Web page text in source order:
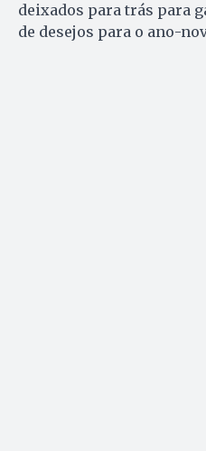
deixados para trás para
de desejos para o ano-